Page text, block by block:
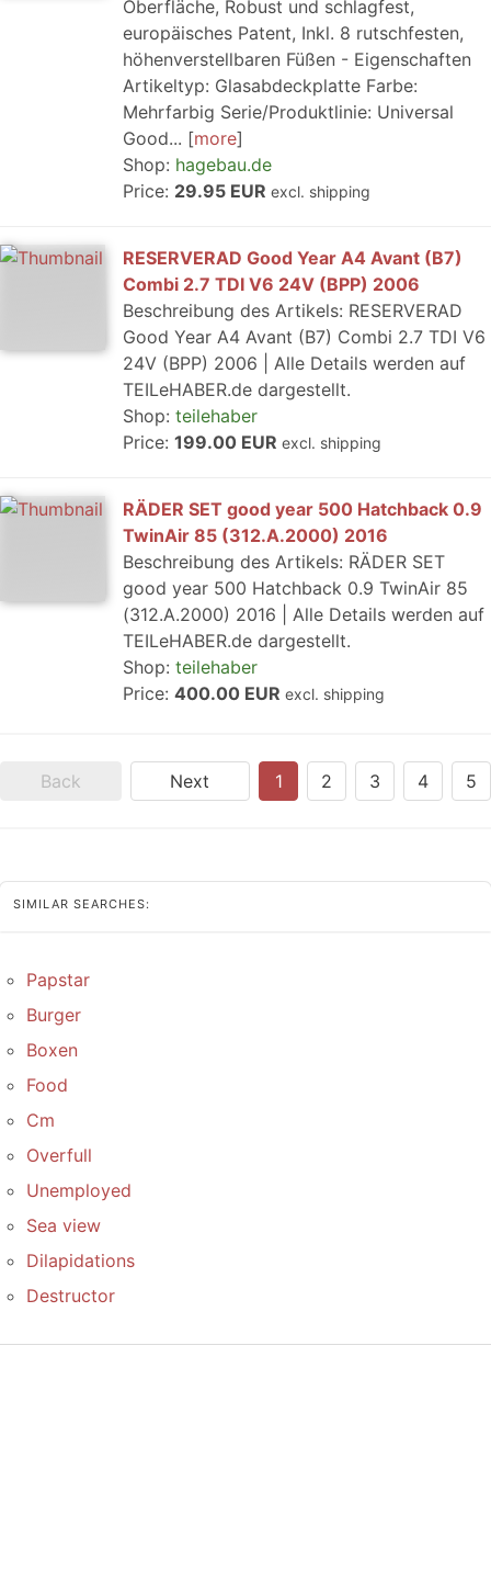
Oberfläche, Robust und schlagfest,
europäisches Patent, Inkl. 8 rutschfesten,
höhenverstellbaren Füßen - Eigenschaften
Artikeltyp: Glasabdeckplatte Farbe:
Mehrfarbig Serie/Produktlinie: Universal
Good...
more
Shop: hagebau.de
Price: 29.95 EUR excl. shipping
RESERVERAD Good Year A4 Avant (B7)
Combi 2.7 TDI V6 24V (BPP) 2006
Beschreibung des Artikels: RESERVERAD
Good Year A4 Avant (B7) Combi 2.7 TDI V6
24V (BPP) 2006 | Alle Details werden auf
TEILeHABER.de dargestellt.
Shop: teilehaber
Price: 199.00 EUR excl. shipping
RÄDER SET good year 500 Hatchback 0.9
TwinAir 85 (312.A.2000) 2016
Beschreibung des Artikels: RÄDER SET
good year 500 Hatchback 0.9 TwinAir 85
(312.A.2000) 2016 | Alle Details werden auf
TEILeHABER.de dargestellt.
Shop: teilehaber
Price: 400.00 EUR excl. shipping
Back Next 1 2 3 4 5
SIMILAR SEARCHES:
Papstar
Burger
Boxen
Food
Cm
Overfull
Unemployed
Sea view
Dilapidations
Destructor